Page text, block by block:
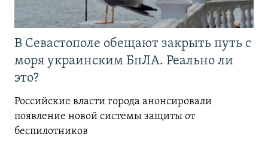
В Севастополе обещают закрыть путь с
моря украинским БпЛА. Реально ли
это?
Российские власти города анонсировали
появление новой системы защиты от
беспилотников